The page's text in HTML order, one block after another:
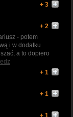
+ 3
+ 2
- potem
i w dodatku
a to dopiero
+ 1
+ 1
+ 1